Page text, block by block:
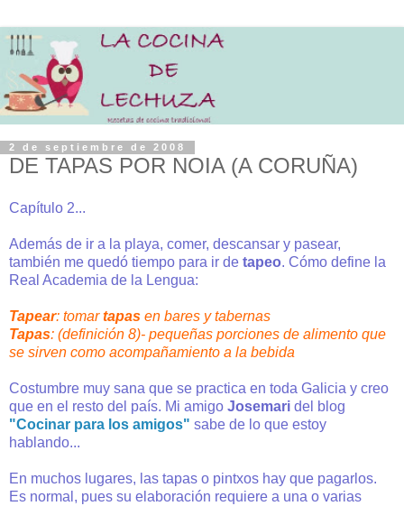
2 de septiembre de 2008
DE TAPAS POR NOIA (A CORUÑA)
Capítulo 2...
Además de ir a la playa, comer, descansar y pasear,
también me quedó tiempo para ir de tapeo. Cómo define la
Real Academia de la Lengua:
Tapear: tomartapas en bares y tabernas
Tapas: (definición 8)- pequeñas porciones de alimento que
se sirven como acompañamiento a la bebida
Costumbre muy sana que se practica en toda Galicia y creo
que en el resto del país. Mi amigo Josemari del blog
"Cocinar para los amigos" sabe de lo que estoy
hablando...
En muchos lugares, las tapas o pintxos hay que pagarlos.
Es normal, pues su elaboración requiere a una o varias